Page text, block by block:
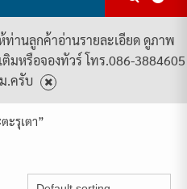
ท่านลูกค้าอ่านรายละเอียด ดูภาพ
มหรือจองทัวร์ โทร.086-3884605
.ครับ
ะรุเตา”